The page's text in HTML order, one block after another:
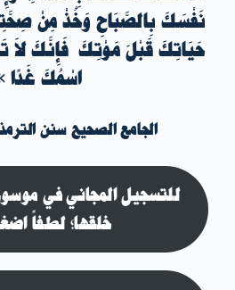
نَفْسَكَ بِالصَّبَاحِ وَخُذْ مِنْ
حَيَاتِكَ قَبْلَ مَوْتِكَ فَإِنَّكَ لاَ
اسْمُكَ غَدًا
الجامع الصحيح سنن الترمذي 2333
للتسجيل المجاني في
خلقها؛ لطفاً